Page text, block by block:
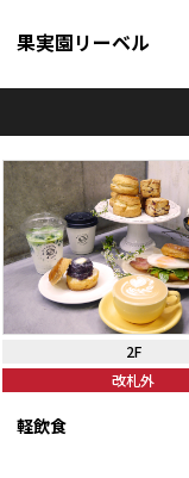
果実園リーベル
2F
改札外
軽飲食